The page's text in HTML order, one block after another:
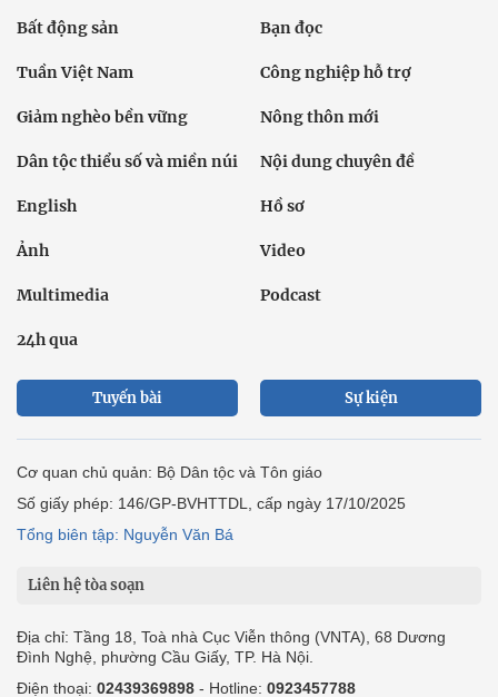
Bất động sản Bạn đọc
Tuần Việt Nam Công nghiệp hỗ trợ
Giảm nghèo bền vững Nông thôn mới
Dân tộc thiểu số và miền núi Nội dung chuyên đề
English Hồ sơ
Ảnh Video
Multimedia Podcast
24h qua
Tuyến bài Sự kiện
Cơ quan chủ quản: Bộ Dân tộc và Tôn giáo
Số giấy phép: 146/GP-BVHTTDL, cấp ngày 17/10/2025
Tổng biên tập: Nguyễn Văn Bá
Liên hệ tòa soạn
Địa chỉ: Tầng 18, Toà nhà Cục Viễn thông (VNTA), 68 Dương
Đình Nghệ, phường Cầu Giấy, TP. Hà Nội.
Điện thoại: 02439369898 - Hotline: 0923457788